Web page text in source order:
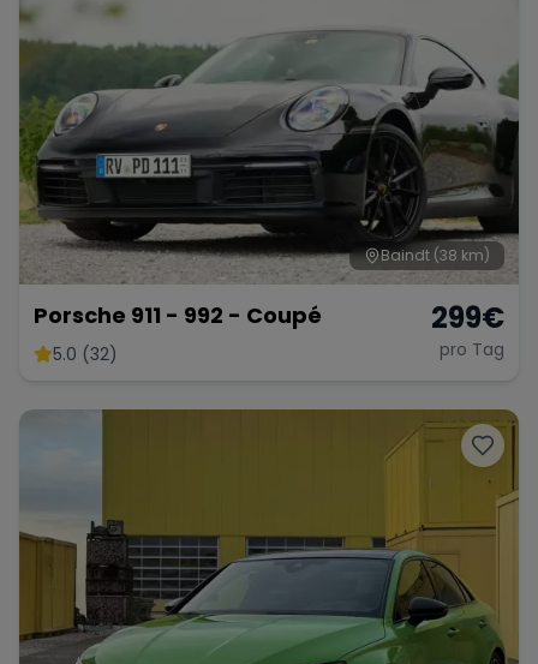
Baindt (38 km)
Porsche 911 - 992 - Coupé
5.0 (32)
299€
pro Tag